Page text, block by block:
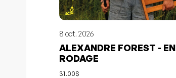
8 oct. 2026
ALEXANDRE FOREST - EN
RODAGE
31.00$